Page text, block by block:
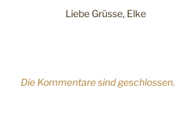
Liebe Grüsse, Elke
Die Kommentare sind geschlossen.